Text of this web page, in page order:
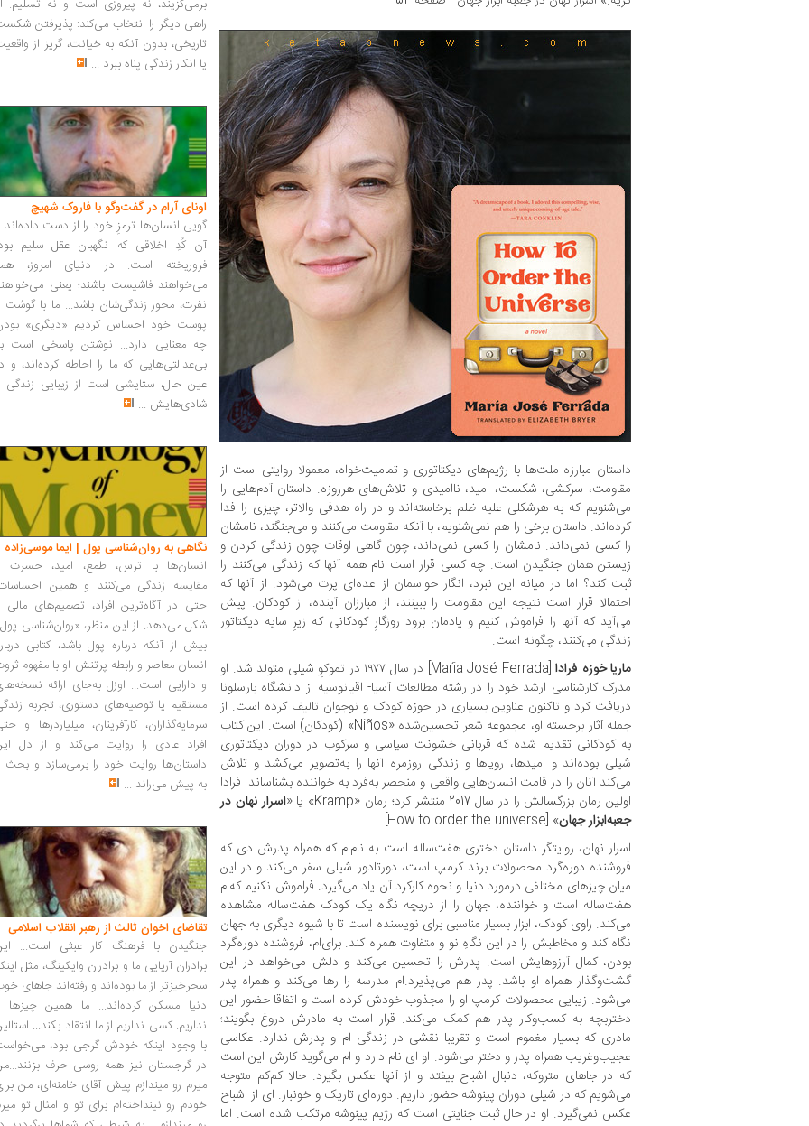
داستان مبارزه ملت‌ها با رژیم‌های دیکتاتوری و تمامیت‌خواه، معمولا روایتی است از
مقاومت‌، سرکشی، شکست، امید، ناامیدی و تلاش‌های هرروزه. داستان آدم‌هایی را
می‌شنویم که به هرشکلی علیه ظلم برخاسته‌اند و در راه هدفی والاتر، چیزی را فدا
کرده‌اند. داستان برخی را هم نمی‌شنویم، با آنکه مقاومت می‌کنند و می‌جنگند، نامشان
را کسی نمی‌داند. نامشان را کسی نمی‌داند، چون گاهی اوقات چون زندگی کردن و
زیستن همان جنگیدن است. چه کسی قرار است نام همه آنها که زندگی می‌کنند را
ثبت کند؟ اما در میانه این نبرد، انگار حواسمان از عده‌ای پرت می‌شود. از آنها که
احتمالا قرار است نتیجه این مقاومت را ببینند، از مبارزان آینده، از کودکان. پیش
می‌آید که آنها را فراموش کنیم و یادمان برود روزگارِ کودکانی که زیرِ سایه دیکتاتور
زندگی می‌کنند، چگونه است.
ماریا خوزه فرادا
[María José Ferrada] در سال ۱۹۷۷ در تموکوِ شیلی متولد شد. او
مدرک کارشناسی ارشد خود را در رشته مطالعات آسیا- اقیانوسیه از دانشگاه بارسلونا
دریافت کرد و تاکنون عناوین بسیاری در حوزه کودک و نوجوان تالیف کرده است. از
جمله آثار برجسته او، مجموعه شعر تحسین‌شده «Niños» (کودکان) است. این کتاب
به کودکانی تقدیم شده که قربانی خشونت سیاسی و سرکوب در دوران دیکتاتوری
شیلی بوده‌اند و امیدها، رویاها و زندگی روزمره آنها را به‌تصویر می‌کشد و تلاش
می‌کند آنان را در قامت انسان‌هایی واقعی و منحصر به‌فرد به خواننده بشناساند. فرادا
اولین رمان بزرگسالش را در سال 2017 منتشر کرد؛ رمان «Kramp» یا «
اسرار نهان در
جعبه‌ابزار جهان» [How to order the universe].
اسرار نهان، روایتگر داستان دختری هفت‌ساله است به نام‌ام که همراه پدرش دی که
فروشنده دوره‌گرد محصولات برند کرمپ است، دورتادور شیلی سفر می‌کند و در این
میان چیزهای مختلفی درمورد دنیا و نحوه کارکرد آن یاد می‌گیرد. فراموش نکنیم که‌ام
هفت‌ساله است و خواننده، جهان را از دریچه نگاه یک کودک هفت‌ساله مشاهده
می‌کند. راوی کودک، ابزار بسیار مناسبی برای نویسنده است تا با شیوه دیگری به جهان
نگاه کند و مخاطبش را در این نگاهِ نو و متفاوت همراه کند. برای‌ام، فروشنده دوره‌گرد
بودن، کمال آرزوهایش است. پدرش را تحسین می‌کند و دلش می‌خواهد در این
گشت‌وگذار همراه او باشد. پدر هم می‌پذیرد.‌ام مدرسه را رها می‌کند و همراه پدر
می‌شود. زیبایی محصولات کرمپ او را مجذوب خودش کرده است و اتفاقا حضور این
دختربچه به کسب‌وکار پدر هم کمک می‌کند. قرار است به مادرش دروغ بگویند؛
مادری که بسیار مغموم است و تقریبا نقشی در زندگی ‌ام و پدرش ندارد. عکاسی
عجیب‌وغریب همراه پدر و دختر می‌شود. او‌ ای نام دارد و‌ ام می‌گوید کارش این است
که در جاهای متروکه، دنبال اشباح بیفتد و از آنها عکس بگیرد. حالا کم‌کم متوجه
می‌شویم که در شیلی دوران پینوشه حضور داریم. دوره‌ای تاریک و خونبار.‌ ای از اشباح
عکس نمی‌گیرد. او در حال ثبت جنایتی است که رژیم پینوشه مرتکب شده است. اما
برمی‌گزیند، نه پیروزی است و نه تسلیم.
راهی دیگر را انتخاب می‌کند: پذیرفتن
تاریخی، بدون آنکه به خیانت، گریز از
یا انکار زندگی پناه ببرد ...
اونای آرام در گفت‌وگو با فاروک شهیچ‭
گویی انسان‌ها ترمزِ خود را از دست داده‌اند
آن کُدِ اخلاقی که نگهبان عقل سلیم
فروریخته است. در دنیای امروز،
می‌خواهند فاشیست باشند؛ یعنی
نفرت، محورِ زندگی‌شان باشد... ما با گوشت
پوست خود احساس کردیم «دیگری»
چه معنایی دارد... نوشتن پاسخی است
بی‌عدالتی‌هایی که ما را احاطه کرده‌اند، و
عین حال، ستایشی است از زیبایی زندگی
شادی‌هایش ...
نگاهی به روان‌شناسی پول | ایما موسی‌زاده
انسان‌ها با ترس، طمع، امید، حسرت
مقایسه زندگی می‌کنند و همین
حتی در آگاه‌ترین افراد، تصمیم‌های مالی
شکل می‌دهد. از این منظر، «روان‌شناسی
بیش از آنکه درباره پول باشد، کتابی
انسان معاصر و رابطه پرتنش او با مفهوم
و دارایی است... اوزل به‌جای ارائه
مستقیم یا توصیه‌های دستوری، تجربه
سرمایه‌گذاران، کارآفرینان، میلیاردرها و
افراد عادی را روایت می‌کند و از دل
داستان‌ها روایت خود را برمی‌سازد و بحث
به پیش می‌راند ...
تقاضای اخوان ثالث از رهبر انقلاب اسلامی
جنگیدن با فرهنگ کار عبثی است...
برادران آریایی ما و برادران وایکینگ، مثل
سحرخیزتر از ما بوده‌اند و رفته‌اند جاهای
دنیا مسکن کرده‌اند... ما همین چیزها
نداریم. کسی نداریم از ما انتقاد بکند...
با وجود اینکه خودش گرجی بود،
در گرجستان نیز همه روسی حرف
میرم رو میندازم پیش آقای خامنه‌ای، من
خودم رو نینداخته‌ام برای تو و امثال تو